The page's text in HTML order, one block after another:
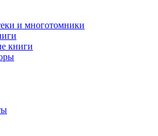
и многотомники
книги